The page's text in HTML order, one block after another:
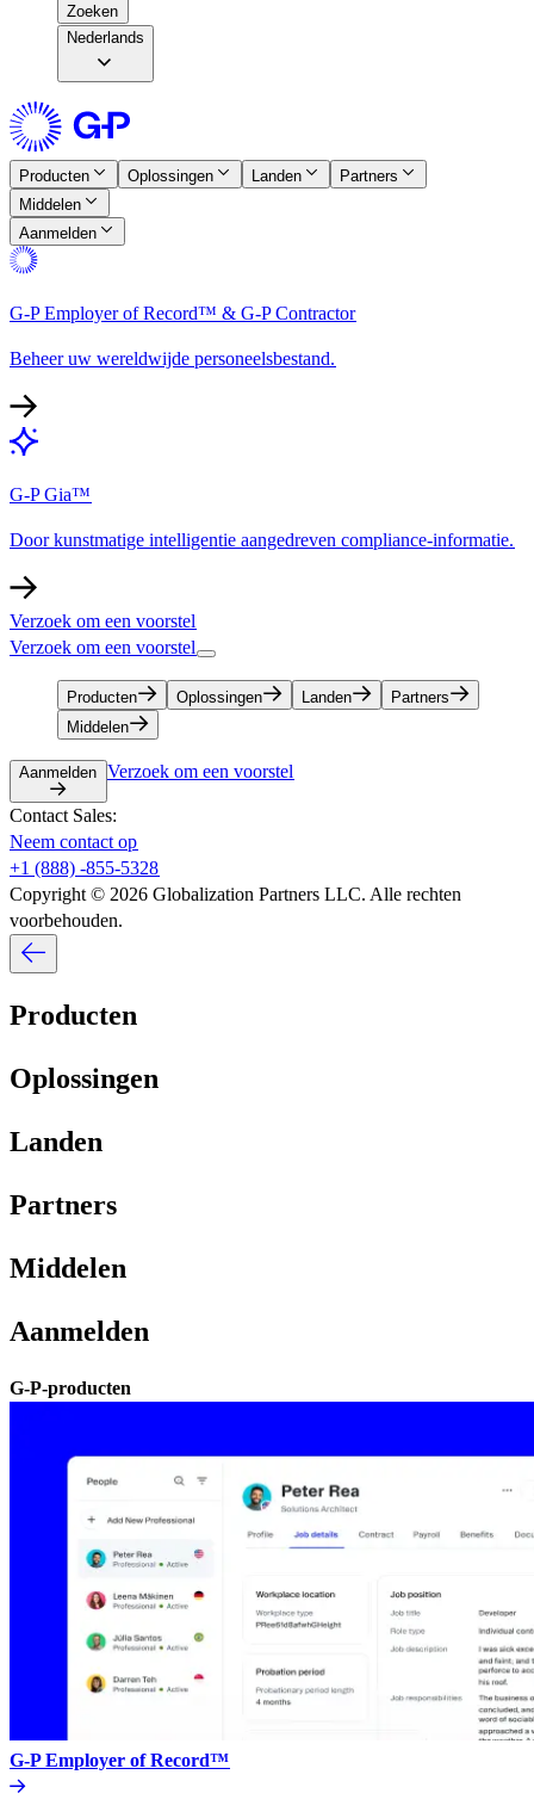
Zoeken​​
Nederlands
Producten​​ Oplossingen​​ Landen​​
Partners​​
Middelen​​
Aanmelden​​
G-P Employer of Record™ & G-P Contractor​​
Beheer uw wereldwijde personeelsbestand.​​
G-P Gia™​​
Door kunstmatige intelligentie aangedreven compliance-informatie.​​
Verzoek om een voorstel​​
Verzoek om een voorstel​​
Producten​​ Oplossingen​​ Landen​​
Partners​​
Middelen​​
Aanmelden​​ Verzoek om een voorstel​​
Contact Sales:​​
Neem contact op​​
+1 (888) -855-5328​​
Copyright © 2026 Globalization Partners LLC. Alle rechten
voorbehouden.​​
Producten​​
Oplossingen​​
Landen​​
Partners​​
Middelen​​
Aanmelden​​
G-P-producten​​
G-P Employer of Record™​​